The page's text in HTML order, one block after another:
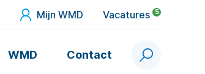
Mijn WMD Vacatures 5
WMD Contact Zoek